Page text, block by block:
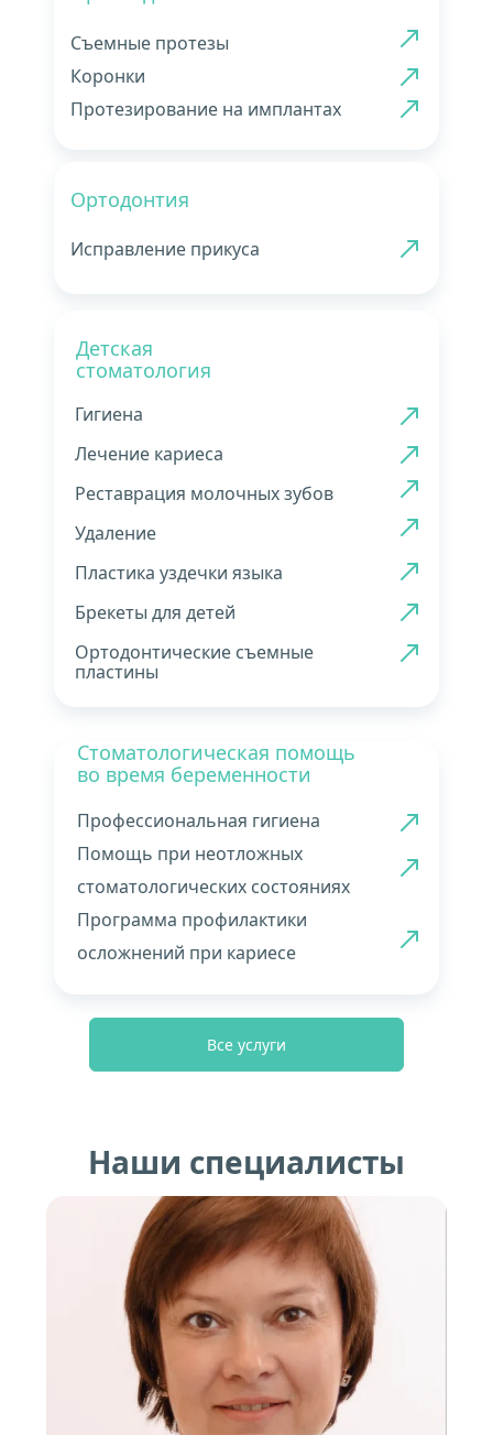
Съемные протезы
Коронки
Протезирование на имплантах
Ортодонтия
Исправление прикуса
Детская
стоматология
Гигиена
Лечение кариеса
Реставрация молочных зубов
Удаление
Пластика уздечки языка
Брекеты для детей
Ортодонтические съемные
пластины
Стоматологическая помощь
во время беременности
Профессиональная гигиена
Помощь при неотложных
стоматологических состояниях
Программа профилактики
осложнений при кариесе
Все услуги
Наши специалисты